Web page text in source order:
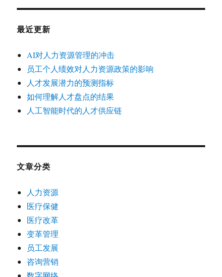
最近更新
AI对人力资源管理的冲击
员工个人绩效对人力资源政策的影响
人才发展潜力的预测指标
如何理解人才盘点的结果
人工智能时代的人才供应链
文章分类
人力资源
医疗保健
医疗改革
变革管理
员工发展
咨询营销